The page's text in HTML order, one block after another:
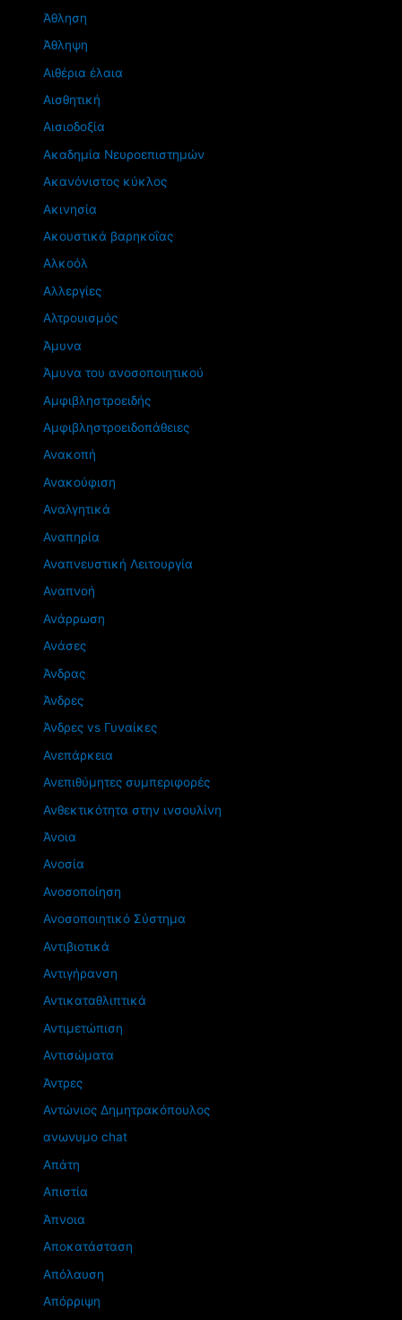
Άθληση
Άθληψη
Αιθέρια έλαια
Αισθητική
Αισιοδοξία
Ακαδημία Νευροεπιστημών
Ακανόνιστος κύκλος
Ακινησία
Ακουστικά βαρηκοΐας
Αλκοόλ
Αλλεργίες
Αλτρουισμός
Άμυνα
Άμυνα του ανοσοποιητικού
Αμφιβληστροειδής
Αμφιβληστροειδοπάθειες
Ανακοπή
Ανακούφιση
Αναλγητικά
Αναπηρία
Αναπνευστική Λειτουργία
Αναπνοή
Ανάρρωση
Ανάσες
Άνδρας
Άνδρες
Άνδρες vs Γυναίκες
Ανεπάρκεια
Ανεπιθύμητες συμπεριφορές
Ανθεκτικότητα στην ινσουλίνη
Άνοια
Ανοσία
Ανοσοποίηση
Ανοσοποιητικό Σύστημα
Αντιβιοτικά
Αντιγήρανση
Αντικαταθλιπτικά
Αντιμετώπιση
Αντισώματα
Άντρες
Αντώνιος Δημητρακόπουλος
ανωνυμο chat
Απάτη
Απιστία
Άπνοια
Αποκατάσταση
Απόλαυση
Απόρριψη